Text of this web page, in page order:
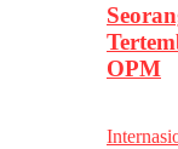
OPM